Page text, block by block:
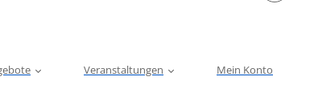
Veranstaltungen Mein Konto